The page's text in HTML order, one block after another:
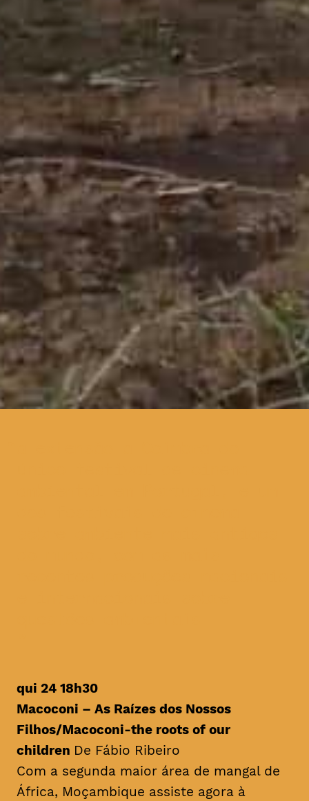
qui 24 18h30
Macoconi – As Raízes dos Nossos
Filhos/Macoconi-the roots of our
children De Fábio Ribeiro
Com a segunda maior área de mangal de
África, Moçambique assiste agora à